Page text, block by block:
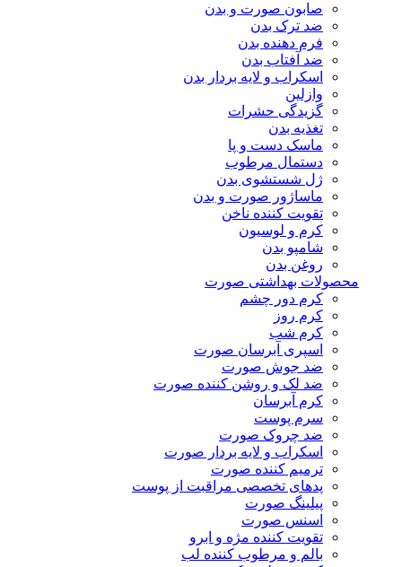
صابون صورت و بدن
ضد ترک بدن
فرم دهنده بدن
ضد آفتاب بدن
اسکراب و لایه بردار بدن
وازلین
گزیدگی حشرات
تغذیه بدن
ماسک دست و پا
دستمال مرطوب
ژل شستشوی بدن
ماساژور صورت و بدن
تقویت کننده ناخن
کرم و لوسیون
شامپو بدن
روغن بدن
محصولات بهداشتی صورت
کرم دور چشم
کرم روز
کرم شب
اسپری آبرسان صورت
ضد جوش صورت
ضد لک و روشن کننده صورت
کرم آبرسان
سرم پوست
ضد چروک صورت
اسکراب و لایه بردار صورت
ترمیم کننده صورت
پدهای تخصصی مراقبت از پوست
پیلینگ صورت
اسنس صورت
تقویت کننده مژه و ابرو
بالم و مرطوب کننده لب